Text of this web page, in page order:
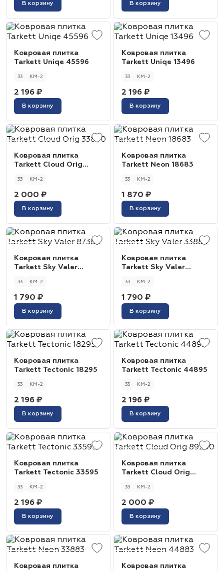
В корзину В корзину
Ковровая плитка
Tarkett Uniqe 45596
33 КМ-2
2 196 ₽
В корзину
Ковровая плитка
Tarkett Uniqe 13496
33 КМ-2
2 196 ₽
В корзину
Ковровая плитка
Tarkett Cloud Orig
33 КМ-2
2 000 ₽
В корзину
Ковровая плитка
Tarkett Neon 18683
33 КМ-2
1 870 ₽
В корзину
Ковровая плитка
Tarkett Sky Valer
33 КМ-2
1 790 ₽
В корзину
Ковровая плитка
Tarkett Sky Valer
33 КМ-2
1 790 ₽
В корзину
Ковровая плитка
Tarkett Tectonic 18295
33 КМ-2
2 196 ₽
В корзину
Ковровая плитка
Tarkett Tectonic 44895
33 КМ-2
2 196 ₽
В корзину
Ковровая плитка
Tarkett Tectonic 33595
33 КМ-2
2 196 ₽
В корзину
Ковровая плитка
Tarkett Cloud Orig
33 КМ-2
2 000 ₽
В корзину
Ковровая плитка
Ковровая плитка